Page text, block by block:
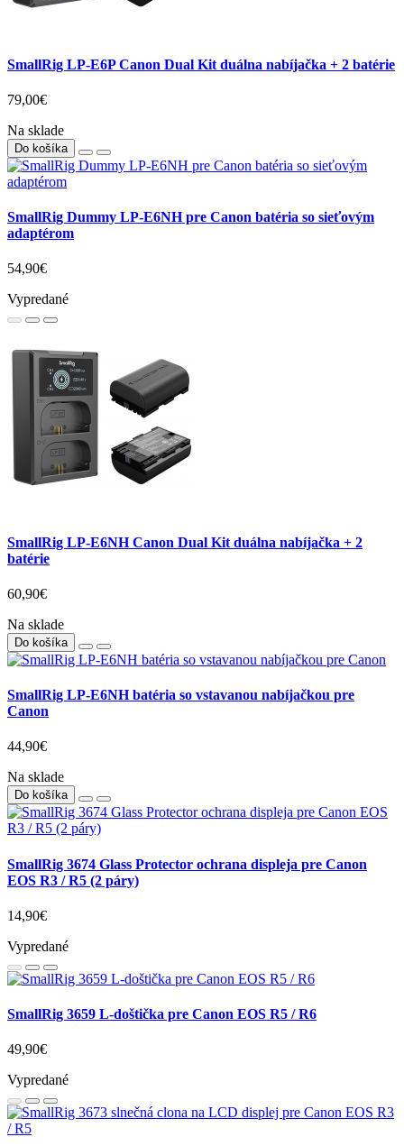
SmallRig LP-E6P Canon Dual Kit duálna nabíjačka + 2 batérie
79,00€
Na sklade
Do košíka
SmallRig Dummy LP-E6NH pre Canon batéria so sieťovým
adaptérom
54,90€
Vypredané
SmallRig LP-E6NH Canon Dual Kit duálna nabíjačka + 2
batérie
60,90€
Na sklade
Do košíka
SmallRig LP-E6NH batéria so vstavanou nabíjačkou pre
Canon
44,90€
Na sklade
Do košíka
SmallRig 3674 Glass Protector ochrana displeja pre Canon
EOS R3 / R5 (2 páry)
14,90€
Vypredané
SmallRig 3659 L-doštička pre Canon EOS R5 / R6
49,90€
Vypredané